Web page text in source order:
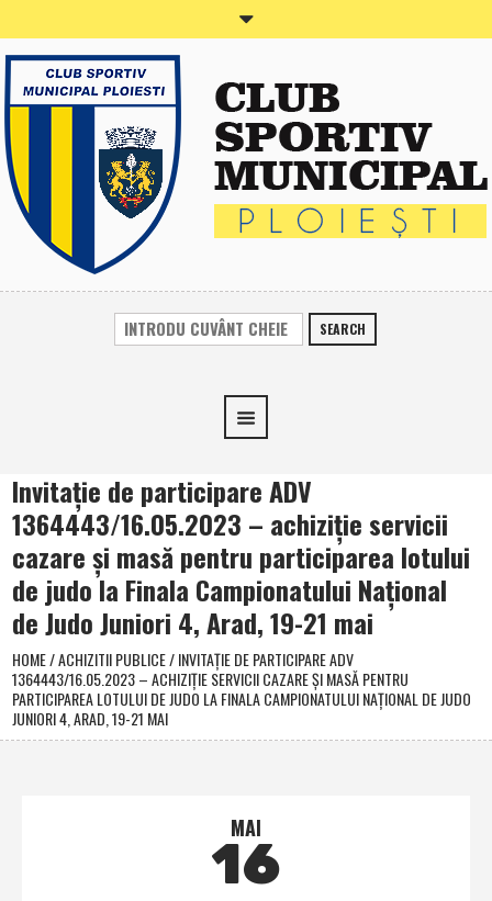
SEARCH
Invitaţie de participare ADV
1364443/16.05.2023 – achiziţie servicii
cazare şi masă pentru participarea lotului
de judo la Finala Campionatului Naţional
de Judo Juniori 4, Arad, 19-21 mai
HOME/ACHIZITII PUBLICE/INVITAŢIE DE PARTICIPARE ADV
1364443/16.05.2023 – ACHIZIŢIE SERVICII CAZARE ŞI MASĂ PENTRU
PARTICIPAREA LOTULUI DE JUDO LA FINALA CAMPIONATULUI NAŢIONAL DE JUDO
JUNIORI 4, ARAD, 19-21 MAI
MAI
16